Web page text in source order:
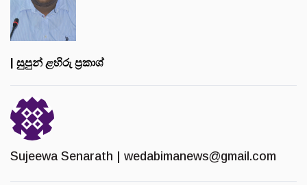
| සුපුන් ළහිරු ප්‍රකාශ්
Sujeewa Senarath | wedabimanews@gmail.com